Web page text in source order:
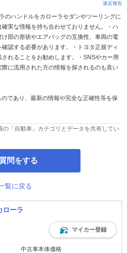
違反報告
のハンドルをカローラセダンやツーリングに
実な情報を持ち合わせておりません。・ハ
部の形状やエアバッグの互換性、車両の電
認する必要があります。・トヨタ正規ディ
れることをお勧めします。・SNSやカー用
に流用された方の情報を探されるのも良い
であり、最新の情報や完全な正確性等を保
の「自動車」カテゴリとデータを共有してい
問をする
覧に戻る
ローラ
マイカー登録
中古車本体価格